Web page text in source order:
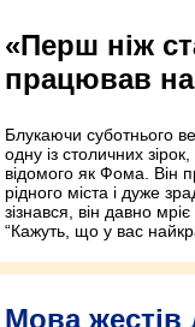
«Перш ніж
працював
Блукаючи суботнього
одну із столичних
відомого як Фома. Він
рідного міста і дуже
зізнався, він давно
“Кажуть, що у вас
Мова